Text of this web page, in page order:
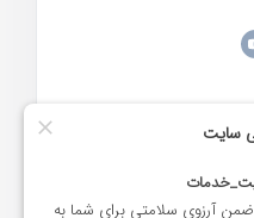
مقاله‌های مفید
بلاک چین چیست